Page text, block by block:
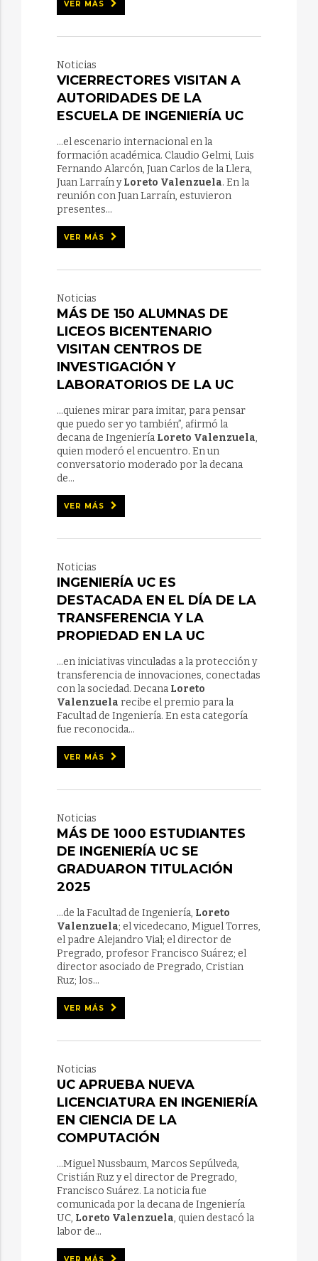
VER MÁS
Noticias
VICERRECTORES VISITAN A
AUTORIDADES DE LA
ESCUELA DE INGENIERÍA UC
...el escenario internacional en la
formación académica. Claudio Gelmi, Luis
Fernando Alarcón, Juan Carlos de la Llera,
Juan Larraín yLoreto Valenzuela. En la
reunión con Juan Larraín, estuvieron
presentes...
VER MÁS
Noticias
MÁS DE 150 ALUMNAS DE
LICEOS BICENTENARIO
VISITAN CENTROS DE
INVESTIGACIÓN Y
LABORATORIOS DE LA UC
...quienes mirar para imitar, para pensar
que puedo ser yo también”, afirmó la
decana de Ingeniería Loreto Valenzuela,
quien moderó el encuentro. En un
conversatorio moderado por la decana
de...
VER MÁS
Noticias
INGENIERÍA UC ES
DESTACADA EN EL DÍA DE LA
TRANSFERENCIA Y LA
PROPIEDAD EN LA UC
...en iniciativas vinculadas a la protección y
transferencia de innovaciones, conectadas
con la sociedad. Decana Loreto
Valenzuela recibe el premio para la
Facultad de Ingeniería. En esta categoría
fue reconocida...
VER MÁS
Noticias
MÁS DE 1000 ESTUDIANTES
DE INGENIERÍA UC SE
GRADUARON TITULACIÓN
2025
...de la Facultad de Ingeniería, Loreto
Valenzuela; el vicedecano, Miguel Torres,
el padre Alejandro Vial; el director de
Pregrado, profesor Francisco Suárez; el
director asociado de Pregrado, Cristian
Ruz; los...
VER MÁS
Noticias
UC APRUEBA NUEVA
LICENCIATURA EN INGENIERÍA
EN CIENCIA DE LA
COMPUTACIÓN
...Miguel Nussbaum, Marcos Sepúlveda,
Cristián Ruz y el director de Pregrado,
Francisco Suárez. La noticia fue
comunicada por la decana de Ingeniería
UC, Loreto Valenzuela, quien destacó la
labor de...